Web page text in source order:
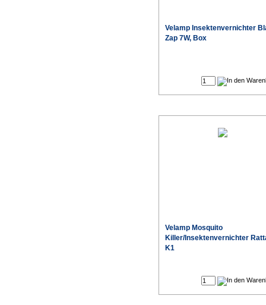
Velamp Insektenvernichter
Zap 7W, Box
Velamp Mosquito
Killer/Insektenvernichter
K1